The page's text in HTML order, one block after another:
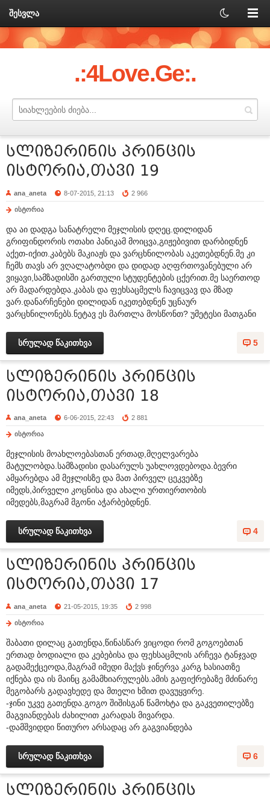
შესვლა
.:4Love.Ge:.
სლიზერინის პრინცის
ისტორია,თავი 19
ana_aneta 8-07-2015, 21:13 2 966
ისტორია
და აი დადგა სანატრელი მეჯლისის დღეც.დილიდან
გრიფინდორის ოთახი პანიკამ მოიცვა,გიჟებივით დარბიდნენ
აქეთ-იქით.კაბებს მაკიაჟს და ვარცხნილობას აკეთებდნენ.მე კი
ჩემს თავს არ ვღალატობდი და დიდად აღფრთოვანებული არ
ვიყავი,სამზადისში გართული სტუდენტების ცქერით.მე საერთოდ
არ მადარდებდა.კაბას და ფეხსაცმელს ჩავიცვავ და მზად
ვარ.დანარჩენები დილიდან იკეთებდნენ უცნაურ
ვარცხნილონებს.ნეტავ ეს მართლა მოსწონთ? უმეტესი მათგანი
5
სრულად წაკითხვა
სლიზერინის პრინცის
ისტორია,თავი 18
ana_aneta 6-06-2015, 22:43 2 881
ისტორია
მეჯლისის მოახლოებასთან ერთად,მღელვარება
მატულობდა.სამზადისი დასარულს უახლოვდებოდა.ბევრი
ამყარებდა ამ მეჯლისზე და მათ პირველ ცეკვებზე
იმედს,პირველი კოცნისა და ახალი ურთიერთობის
იმედებს,მაგრამ მგონი აჭარბებდნენ.
4
სრულად წაკითხვა
სლიზერინის პრინცის
ისტორია,თავი 17
ana_aneta 21-05-2015, 19:35 2 998
ისტორია
შაბათი დილაც გათენდა,წინასწარ ვიცოდი რომ გოგოებთან
ერთად ბოდიალი და კებებისა და ფეხსაცმლის არჩევა ტანჯვად
გადამექცეოდა,მაგრამ იმედი მაქვს ჯინერვა კარგ ხასიათზე
იქნება და ის მაინც გამამხიარულებს.ამის გაფიქრებაზე მძინარე
მეგობარს გადავხედე და მთელი ხმით დავუყვირე.
-ჯინი უკვე გათენდა.გოგო შიშისგან წამოხტა და გაკვეთილებზე
მაგვიანდებას ძახილით კარადას მივარდა.
-დამშვიდდი წითურო არსადაც არ გაგვიანდება
6
სრულად წაკითხვა
სლიზერინის პრინცის